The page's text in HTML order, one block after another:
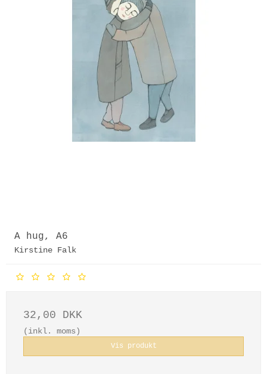
A hug, A6
Kirstine Falk
32,00 DKK
(inkl. moms)
Vis produkt